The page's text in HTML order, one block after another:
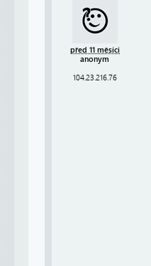
před 11 měsíci
anonym
104.23.216.76